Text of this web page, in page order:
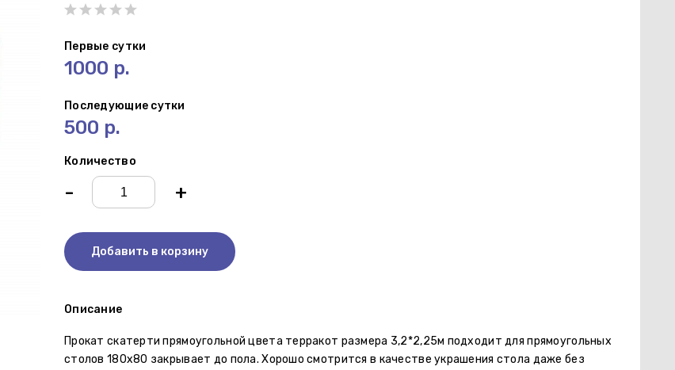
Первые сутки
1000 р.
Последующие сутки
500 р.
Количество
- +
Добавить в корзину
Описание
Прокат скатерти прямоугольной цвета терракот размера 3,2*2,25м подходит для прямоугольных
столов 180х80 закрывает до пола. Хорошо смотрится в качестве украшения стола даже без